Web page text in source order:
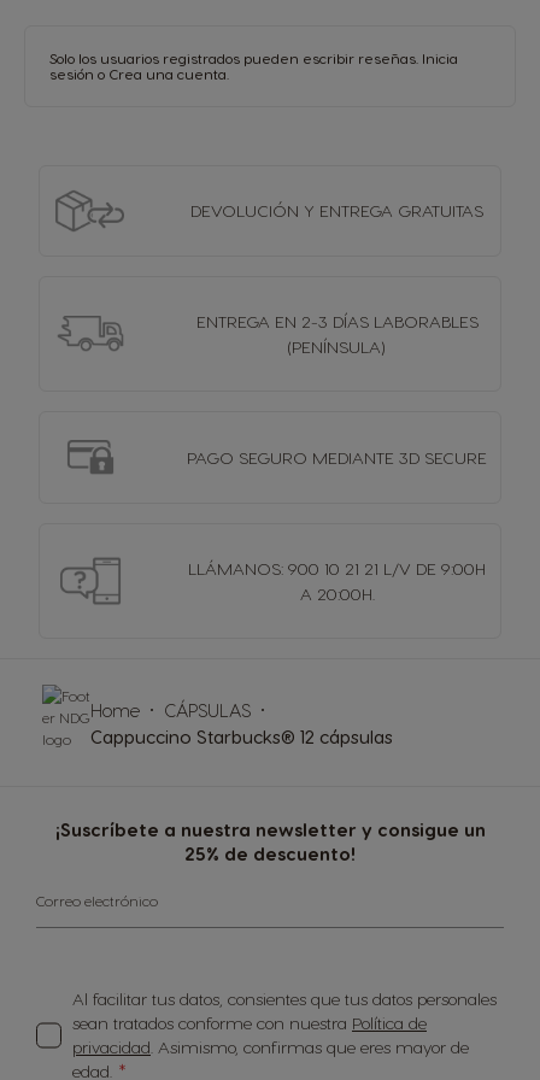
Solo los usuarios registrados pueden escribir reseñas. Inicia
sesión o Crea una cuenta
DEVOLUCIÓN Y ENTREGA GRATUITAS
ENTREGA EN 2-3 DÍAS LABORABLES
(PENÍNSULA)
PAGO SEGURO MEDIANTE 3D SECURE
LLÁMANOS: 900 10 21 21 L/V DE 9:00H
A 20:00H.
¡Suscríbete a nuestra newsletter y consigue un
25% de descuento!
Correo electrónico
Al facilitar tus datos, consientes que tus datos personales
sean tratados conforme con nuestra Política de
privacidad. Asimismo, confirmas que eres mayor de
edad.
Home
CÁPSULAS
Cappuccino Starbucks® 12 cápsulas